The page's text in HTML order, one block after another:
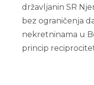
državljanin SR
bez ograničenja
nekretninama u
princip